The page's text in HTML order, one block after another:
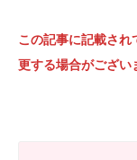
この記事に記載さ
更する場合がござい